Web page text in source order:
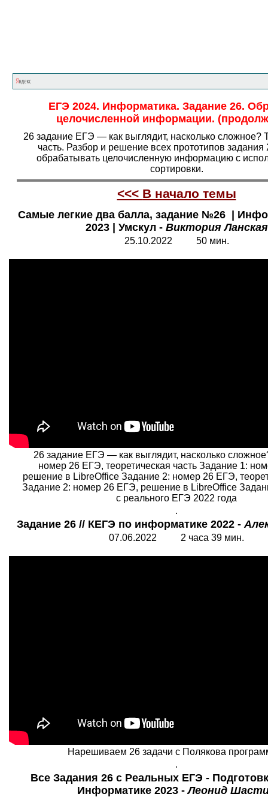
ЕГЭ 2024. Информатика. Задание 26.
целочисленной информации.
26 задание ЕГЭ — как выглядит, насколько сложное?
часть. Разбор и решение всех прототипов
обрабатывать целочисленную информацию с
сортировки.
<<< В начало темы
Самые легкие два балла, задание №26 |
2023 | Умскул - Виктория Ланская
25.10.2022 50 мин.
26 задание ЕГЭ — как выглядит, насколько
номер 26 ЕГЭ, теоретическая часть Задание 1:
решение в LibreOffice Задание 2: номер 26 ЕГЭ,
Задание 2: номер 26 ЕГЭ, решение в LibreOffice
с реального ЕГЭ 2022 года
.
Задание 26 // КЕГЭ по информатике 2022 -
07.06.2022 2 часа 39 мин.
Нарешиваем 26 задачи с Полякова
.
Все Задания 26 с Реальных ЕГЭ -
Информатике 2023 -Леонид